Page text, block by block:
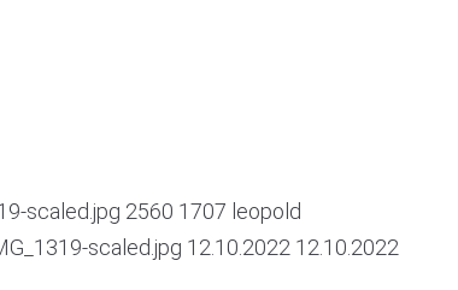
scaled.jpg 2560 1707 leopold
scaled.jpg 12.10.2022 12.10.2022